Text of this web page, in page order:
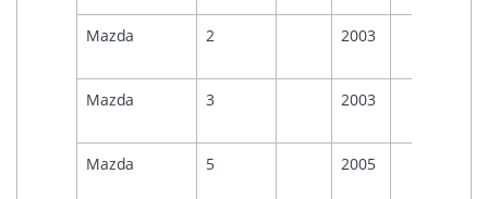
Mazda 2 2003
Mazda 3 2003
Mazda 5 2005